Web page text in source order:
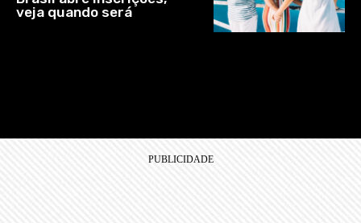
veja quando será